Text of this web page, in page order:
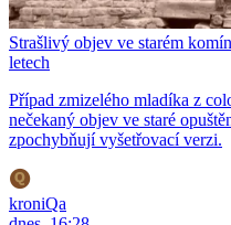
Strašlivý objev ve starém
letech
Případ zmizelého mladíka z
nečekaný objev ve staré
zpochybňují vyšetřovací verzi.
kroniQa